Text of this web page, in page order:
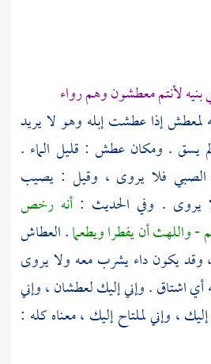
لأنتم معطشون وهم رواء
إذا عطشت إبله وهو لا يريد
. ومكان عطش : قليل الماء .
فلا يروى ، وقيل : يصيب
يروى . وفي الحديث : أنه رخص
أن يفطرا ويطعما. العطاش
يكون داء يشرب معه ولا يروى
اشتاق . وإني إليك لعطشان ، وإني
، وإني لملتاح إليك ، معناه كله :